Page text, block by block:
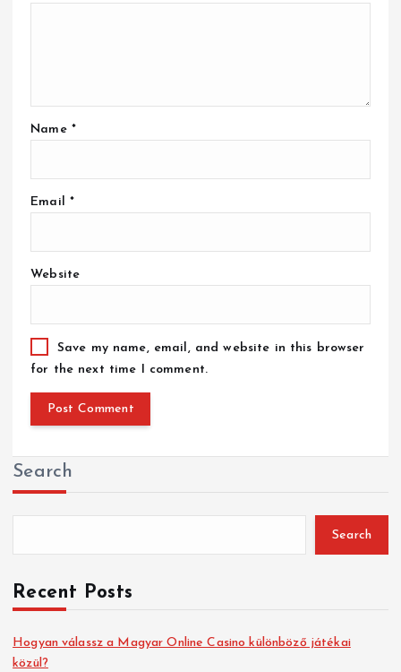
Name *
Email *
Website
Save my name, email, and website in this browser
for the next time I comment.
Search
Search
Recent Posts
Hogyan válassz a Magyar Online Casino különböző játékai
közül?